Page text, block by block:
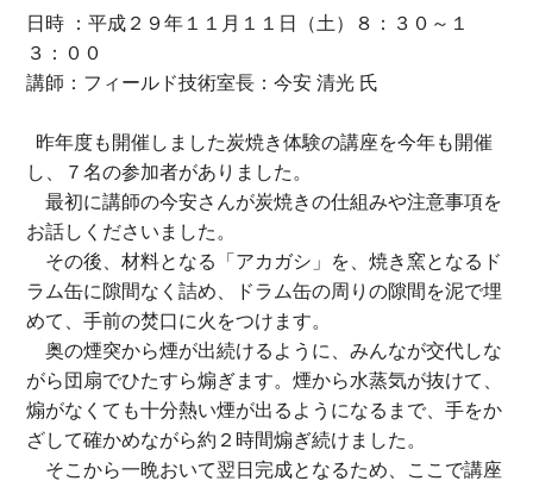
日時 ：平成２９年１１月１１日（土）８：３０～１
３：００
講師：フィールド技術室長：今安 清光 氏
昨年度も開催しました炭焼き体験の講座を今年も開催
し、７名の参加者がありました。
最初に講師の今安さんが炭焼きの仕組みや注意事項を
お話しくださいました。
その後、材料となる「アカガシ」を、焼き窯となるド
ラム缶に隙間なく詰め、ドラム缶の周りの隙間を泥で埋
めて、手前の焚口に火をつけます。
奥の煙突から煙が出続けるように、みんなが交代しな
がら団扇でひたすら煽ぎます。煙から水蒸気が抜けて、
煽がなくても十分熱い煙が出るようになるまで、手をか
ざして確かめながら約２時間煽ぎ続けました。
そこから一晩おいて翌日完成となるため、ここで講座